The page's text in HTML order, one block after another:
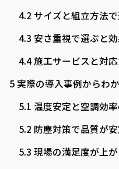
4.2 サイズと組立方法
4.3 安さ重視で選ぶと
4.4施工サービスと対
5 実際の導入事例からわ
5.1 温度安定と空調効
5.2 防塵対策で品質が
5.3 現場の満足度が上